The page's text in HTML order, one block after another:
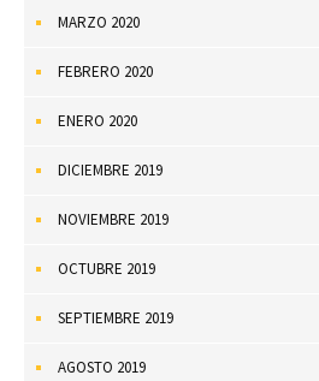
MARZO 2020
FEBRERO 2020
ENERO 2020
DICIEMBRE 2019
NOVIEMBRE 2019
OCTUBRE 2019
SEPTIEMBRE 2019
AGOSTO 2019